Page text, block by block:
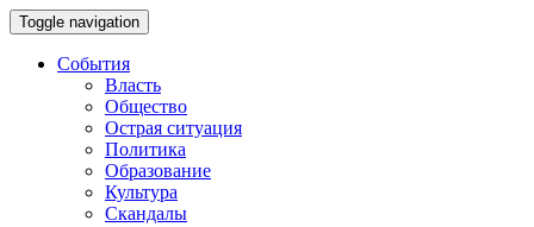
Toggle navigation
События
Власть
Общество
Острая ситуация
Политика
Образование
Культура
Скандалы